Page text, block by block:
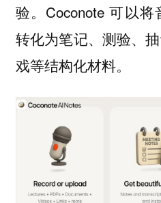
验。Coconote 可以
转化为笔记、测验、
戏等结构化材料。